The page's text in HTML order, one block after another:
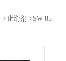
> 止滑剂 >SW-85